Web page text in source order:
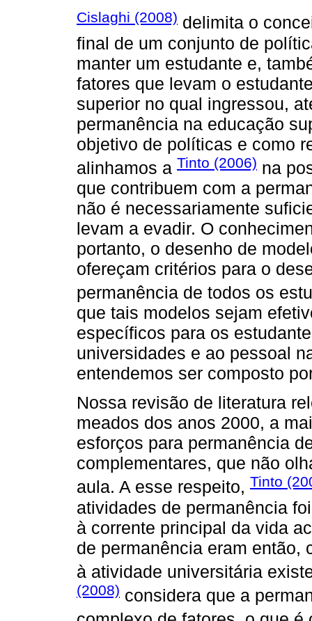
Cislaghi (2008) delimita o
final de um conjunto de
manter um estudante e,
fatores que levam o
superior no qual ingressou,
permanência na educação
objetivo de políticas e como
alinhamos a Tinto (2006) na
que contribuem com a
não é necessariamente
levam a evadir. O
portanto, o desenho de
ofereçam critérios para o
permanência de todos os
que tais modelos sejam
específicos para os
universidades e ao pessoal
entendemos ser composto
Nossa revisão de literatura
meados dos anos 2000, a
esforços para permanência
complementares, que não
aula. A esse respeito, Tinto
atividades de permanência
à corrente principal da vida
de permanência eram então,
à atividade universitária
(2008) considera que a